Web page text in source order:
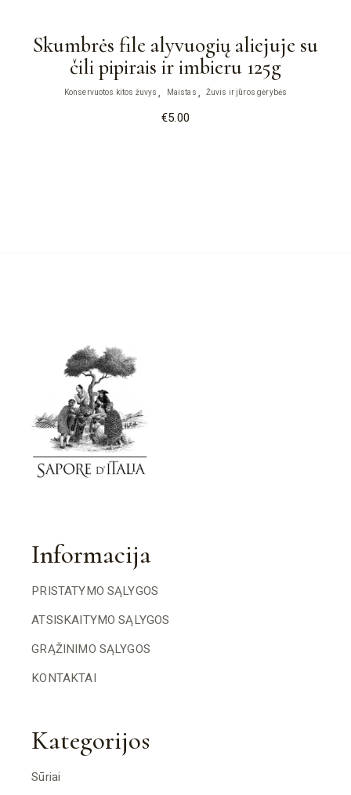
Skumbrės file alyvuogių aliejuje su
čili pipirais ir imbieru 125g
Konservuotos kitos žuvys Maistas Žuvis ir jūros gėrybės
€5.00
Informacija
PRISTATYMO SĄLYGOS
ATSISKAITYMO SĄLYGOS
GRĄŽINIMO SĄLYGOS
KONTAKTAI
Kategorijos
Sūriai